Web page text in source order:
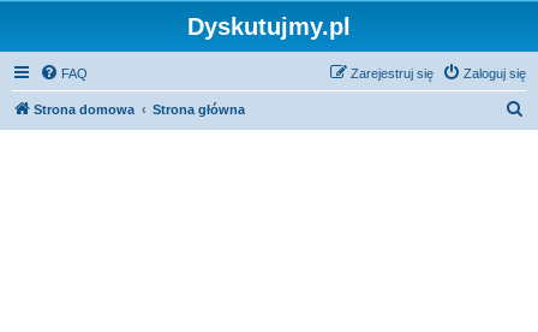
Dyskutujmy.pl
FAQ Zaloguj się
Zarejestruj się
Strona domowa Strona główna